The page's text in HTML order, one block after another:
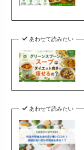
あわせて読みたい
あわせて読みたい